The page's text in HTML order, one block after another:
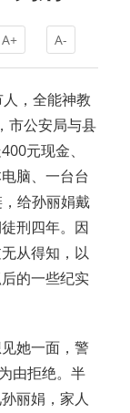
A+ A-
，全能神教
市公安局与县
元现金、
脑、一台台
给孙丽娟戴
刑四年。因
从得知，以
的一些纪实
她一面，警
由拒绝。半
丽娟，家人